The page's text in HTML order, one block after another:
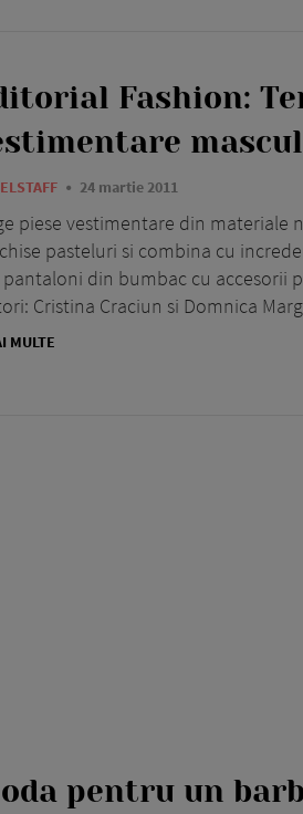
Fashion:
24 martie 2011
piese vestimentare din materiale
pasteluri si combina cu
pantaloni din bumbac cu accesorii
Cristina Craciun si Domnica
MULTE
pentru un